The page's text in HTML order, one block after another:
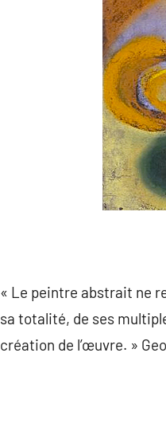
« Le peintre abstrait ne
sa totalité, de ses
création de l’œuvre. »